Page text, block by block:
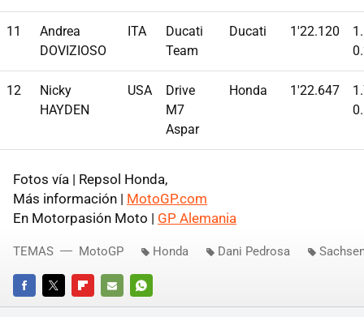
11
Andrea
DOVIZIOSO
ITA
Ducati
Team
Ducati 1'22.120
12
Nicky
HAYDEN
USA
Drive
M7
Aspar
Honda 1'22.647
Fotos vía | Repsol Honda,
Más información | MotoGP.com
En Motorpasión Moto | GP Alemania
FACEBOOKTWITTERFLIPBOARD
E-
WHATSAPP
TEMAS MotoGP Honda Dani Pedrosa